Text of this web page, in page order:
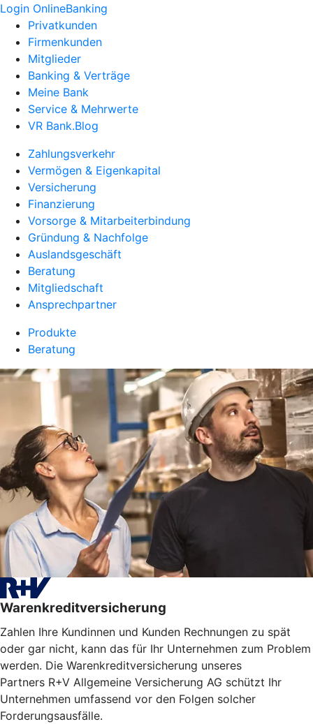
Login OnlineBanking
Privatkunden
Firmenkunden
Mitglieder
Banking & Verträge
Meine Bank
Service & Mehrwerte
VR Bank.Blog
Zahlungsverkehr
Vermögen & Eigenkapital
Versicherung
Finanzierung
Vorsorge & Mitarbeiterbindung
Gründung & Nachfolge
Auslandsgeschäft
Beratung
Mitgliedschaft
Ansprechpartner
Produkte
Beratung
Warenkreditversicherung
Zahlen Ihre Kundinnen und Kunden Rechnungen zu spät
oder gar nicht, kann das für Ihr Unternehmen zum Problem
werden. Die Warenkreditversicherung unseres
Partners R+V Allgemeine Versicherung AG schützt Ihr
Unternehmen umfassend vor den Folgen solcher
Forderungsausfälle.